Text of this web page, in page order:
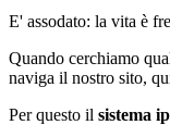
E' assodato: la vita è
Quando cerchiamo
naviga il nostro sito,
Per questo il sistema